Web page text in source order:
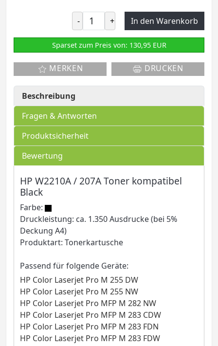
- + In den Warenkorb
Sparset zum Preis von: 130,95 EUR
MERKEN DRUCKEN
Beschreibung
Fragen & Antworten
Produktsicherheit
Bewertung
HP W2210A / 207A Toner kompatibel
Black
Farbe:
Druckleistung: ca. 1.350 Ausdrucke (bei 5%
Deckung A4)
Produktart: Tonerkartusche
Passend für folgende Geräte:
HP Color Laserjet Pro M 255 DW
HP Color Laserjet Pro M 255 NW
HP Color Laserjet Pro MFP M 282 NW
HP Color Laserjet Pro MFP M 283 CDW
HP Color Laserjet Pro MFP M 283 FDN
HP Color Laserjet Pro MFP M 283 FDW